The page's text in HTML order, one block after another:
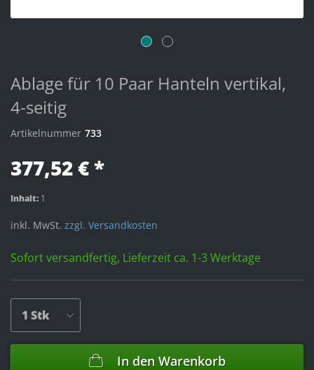
Ablage für 10 Paar Hanteln vertikal,
4-seitig
Artikelnummer 733
377,52 € *
Inhalt: 1
inkl. MwSt. zzgl. Versandkosten
Sofort versandfertig, Lieferzeit ca. 1-3 Werktage
In den Warenkorb